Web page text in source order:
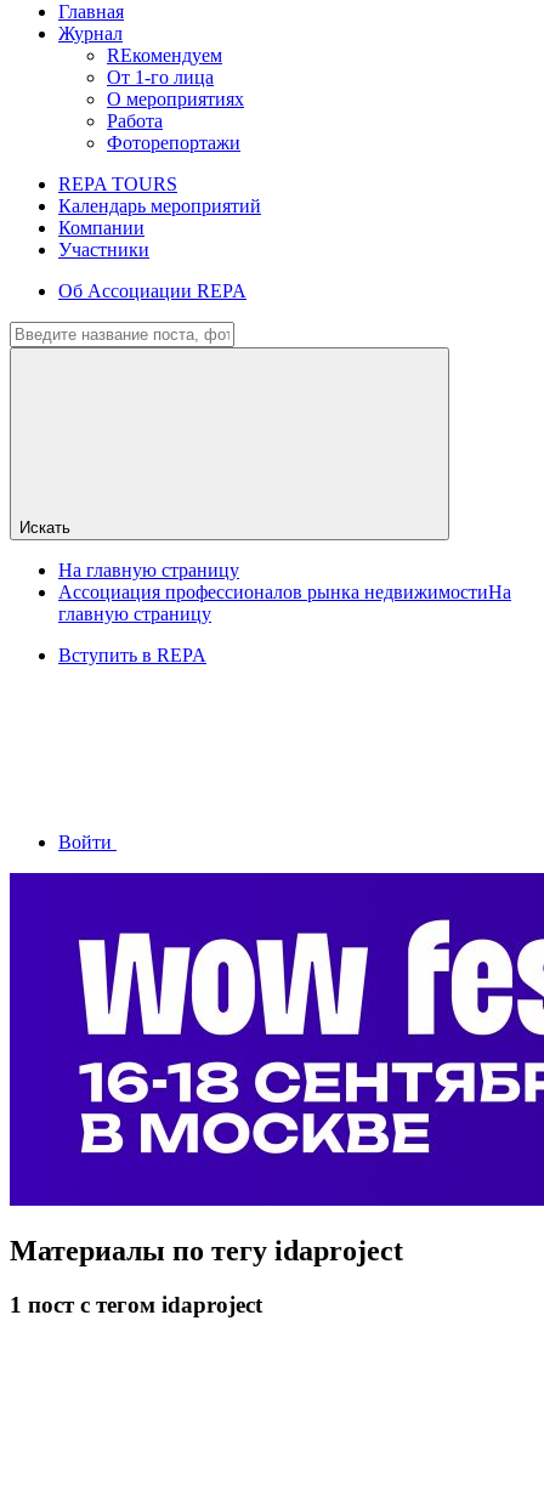
Главная
Журнал
REкомендуем
От 1-го лица
О мероприятиях
Работа
Фоторепортажи
REPA TOURS
Календарь мероприятий
Компании
Участники
Об Ассоциации REPA
Искать
На главную страницу
Ассоциация профессионалов рынка недвижимостиНа
главную страницу
Вступить в REPA
Войти
Материалы по тегу idaproject
1 постс тегом idaproject